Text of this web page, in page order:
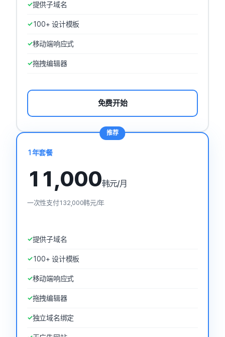
提供子域名
100+ 设计模板
移动端响应式
拖拽编辑器
免费开始
推荐
1年套餐
11,000韩元/月
一次性支付132,000韩元/年
提供子域名
100+ 设计模板
移动端响应式
拖拽编辑器
独立域名绑定